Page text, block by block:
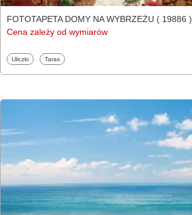
FOTOTAPETA DOMY NA WYBRZEŻU ( 19886 )
Cena zależy od wymiarów
Fototapety
Uliczki Fototapety
Taras